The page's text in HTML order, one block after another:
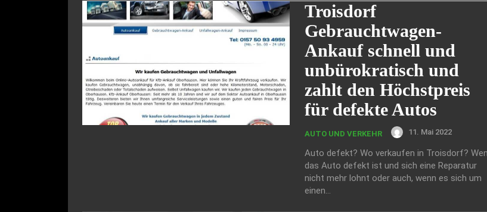
Troisdorf
Gebrauchtwagen-
Ankauf schnell und
unbürokratisch und
zahlt den Höchstpreis
für defekte Autos
AUTO UND VERKEHR 11. Mai 2022
Auto defekt? Wo verkaufen in Troisdorf? Wenn
das Auto defekt ist und sich eine Reparatur
nicht mehr lohnt oder auch, wenn es sich um
einen...